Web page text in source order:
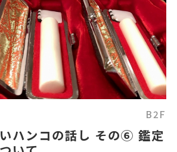
B2F
ハンコの話し その⑥ 鑑定